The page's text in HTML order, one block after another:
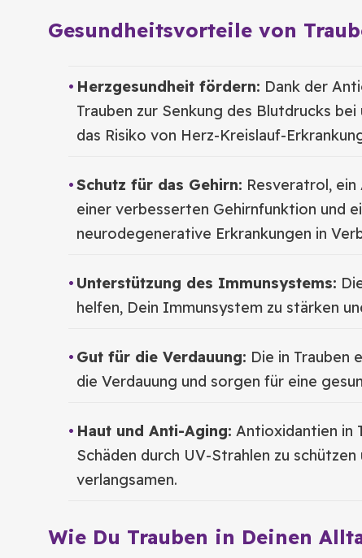
Gesundheitsvorteile von
Herzgesundheit fördern: Dank der
Trauben zur Senkung des Blutdrucks
das Risiko von Herz-Kreislauf-
Schutz für das Gehirn: Resveratrol,
einer verbesserten Gehirnfunktion und
neurodegenerative Erkrankungen in
Unterstützung des Immunsystems:
helfen, Dein Immunsystem zu stärken
Gut für die Verdauung: Die in Trauben
die Verdauung und sorgen für eine
Haut und Anti-Aging: Antioxidantien in
Schäden durch UV-Strahlen zu
verlangsamen.
Wie Du Trauben in Deinen